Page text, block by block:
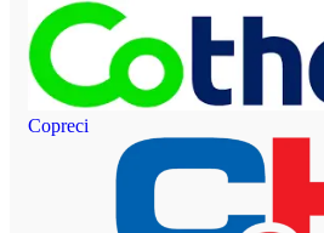
Copreci